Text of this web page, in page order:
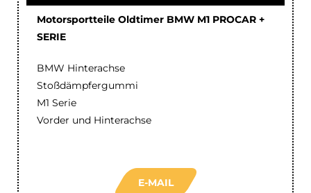
Motorsportteile Oldtimer BMW M1 PROCAR +
SERIE
BMW Hinterachse
Stoßdämpfergummi
M1 Serie
Vorder und Hinterachse
E-MAIL